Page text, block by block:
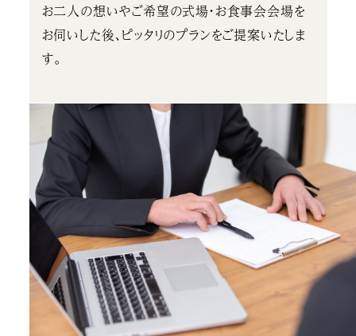
お二人の想いやご希望の式場・お食事会会場を
お伺いした後、ピッタリのプランをご提案いたしま
す。